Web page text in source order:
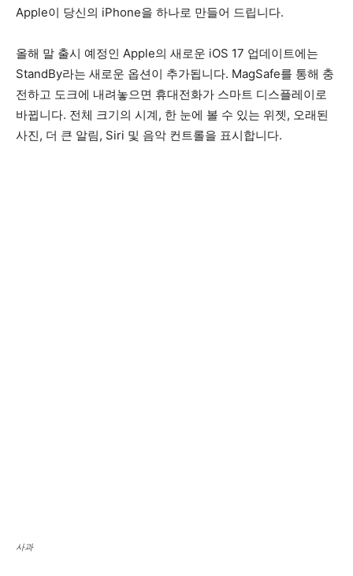
Apple이 당신의 iPhone을 하나로 만들어 드립니다.
올해 말 출시 예정인 Apple의 새로운 iOS 17 업데이트에는
StandBy라는 새로운 옵션이 추가됩니다. MagSafe를 통해 충
전하고 도크에 내려놓으면 휴대전화가 스마트 디스플레이로
바뀝니다. 전체 크기의 시계, 한 눈에 볼 수 있는 위젯, 오래된
사진, 더 큰 알림, Siri 및 음악 컨트롤을 표시합니다.
사과